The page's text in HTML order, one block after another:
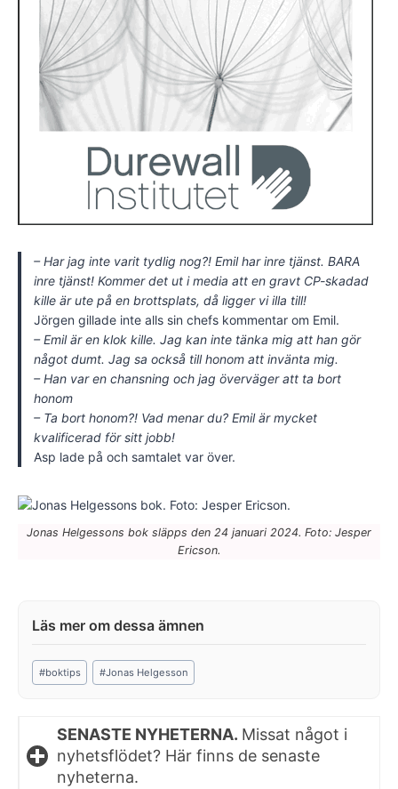
– Har jag inte varit tydlig nog?! Emil har inre tjänst. BARA
inre tjänst! Kommer det ut i media att en gravt CP-skadad
kille är ute på en brottsplats, då ligger vi illa till!
Jörgen gillade inte alls sin chefs kommentar om Emil.
– Emil är en klok kille. Jag kan inte tänka mig att han gör
något dumt. Jag sa också till honom att invänta mig.
– Han var en chansning och jag överväger att ta bort
honom
– Ta bort honom?! Vad menar du? Emil är mycket
kvalificerad för sitt jobb!
Asp lade på och samtalet var över.
Jonas Helgessons bok släpps den 24 januari 2024. Foto: Jesper
Ericson.
Post
Tags:
#boktips #Jonas Helgesson
SENASTE NYHETERNA. Missat något i
nyhetsflödet? Här finns de senaste
nyheterna.